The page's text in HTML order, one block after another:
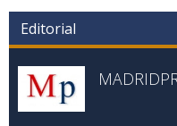
Editorial